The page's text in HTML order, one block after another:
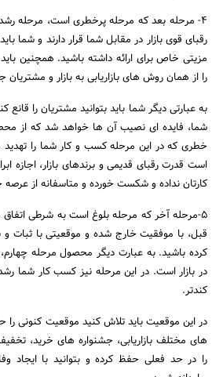
۴- مرحله بعد که مرحله پرخطری است، مرحله
رقبای قوی بازار در مقابل شما قرار دارند و شما
مزیتی خاص برای ارائه داشته باشید. همچنین
را از همان روش های بازاریابی به بازار و
به عبارتی دیگر شما باید بتوانید مشتریان را
شما، فایده ای نصیب آن ها خواهد شد که از
خطری که در این مرحله کسب و کار شما را
است قدرت رقبای قدیمی و برندهای بازار، اجازه
کارتان نداده و شکست خورده و متاسفانه از
۵-مرحله آخر که مرحله بلوغ است به شرطی اتفاق
قبل، با موفقیت خارج شده و موقعیتی با ثبات و
کرده باشید. به عبارت دیگر محصول مرحله
در بازار است. در این مرحله نیز کسب کار شما
کندتر.
در این موقعیت باید تلاش کنید موقعیت کنونی
های مختلف بازاریابی، جشنواره های خرید،
را در حد فعلی حفظ کرده و بتوانید با ایجاد